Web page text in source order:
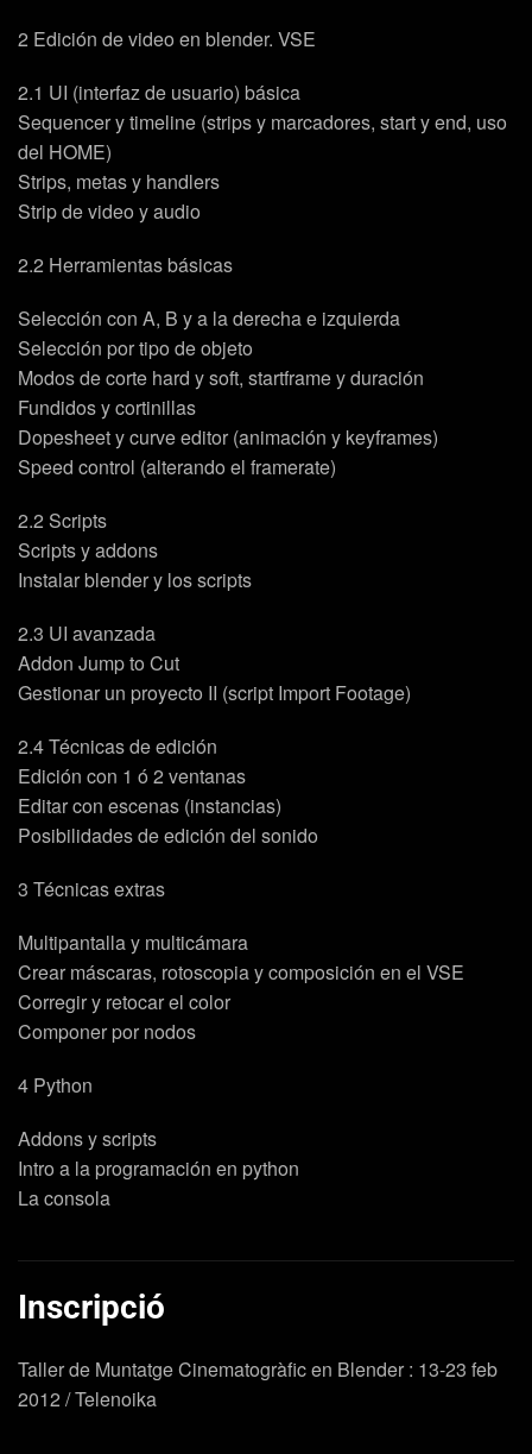
2 Edición de video en blender. VSE
2.1 UI (interfaz de usuario) básica
Sequencer y timeline (strips y marcadores, start y end, uso
del HOME)
Strips, metas y handlers
Strip de video y audio
2.2 Herramientas básicas
Selección con A, B y a la derecha e izquierda
Selección por tipo de objeto
Modos de corte hard y soft, startframe y duración
Fundidos y cortinillas
Dopesheet y curve editor (animación y keyframes)
Speed control (alterando el framerate)
2.2 Scripts
Scripts y addons
Instalar blender y los scripts
2.3 UI avanzada
Addon Jump to Cut
Gestionar un proyecto II (script Import Footage)
2.4 Técnicas de edición
Edición con 1 ó 2 ventanas
Editar con escenas (instancias)
Posibilidades de edición del sonido
3 Técnicas extras
Multipantalla y multicámara
Crear máscaras, rotoscopia y composición en el VSE
Corregir y retocar el color
Componer por nodos
4 Python
Addons y scripts
Intro a la programación en python
La consola
Inscripció
Taller de Muntatge Cinematogràfic en Blender : 13-23 feb
2012 / Telenoika